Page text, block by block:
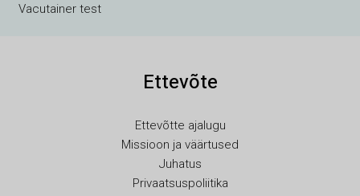
Vacutainer test
Ettevõte
Ettevõtte ajalugu
Missioon ja väärtused
Juhatus
Privaatsuspoliitika